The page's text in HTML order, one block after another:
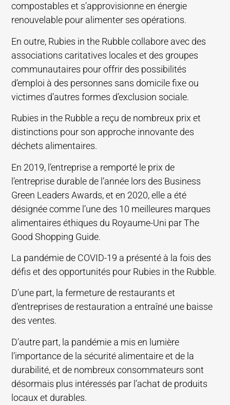
compostables et s’approvisionne en énergie
renouvelable pour alimenter ses opérations.
En outre, Rubies in the Rubble collabore avec des
associations caritatives locales et des groupes
communautaires pour offrir des possibilités
d’emploi à des personnes sans domicile fixe ou
victimes d’autres formes d’exclusion sociale.
Rubies in the Rubble a reçu de nombreux prix et
distinctions pour son approche innovante des
déchets alimentaires.
En 2019, l’entreprise a remporté le prix de
l’entreprise durable de l’année lors des Business
Green Leaders Awards, et en 2020, elle a été
désignée comme l’une des 10 meilleures marques
alimentaires éthiques du Royaume-Uni par The
Good Shopping Guide.
La pandémie de COVID-19 a présenté à la fois des
défis et des opportunités pour Rubies in the Rubble.
D’une part, la fermeture de restaurants et
d’entreprises de restauration a entraîné une baisse
des ventes.
D’autre part, la pandémie a mis en lumière
l’importance de la sécurité alimentaire et de la
durabilité, et de nombreux consommateurs sont
désormais plus intéressés par l’achat de produits
locaux et durables.